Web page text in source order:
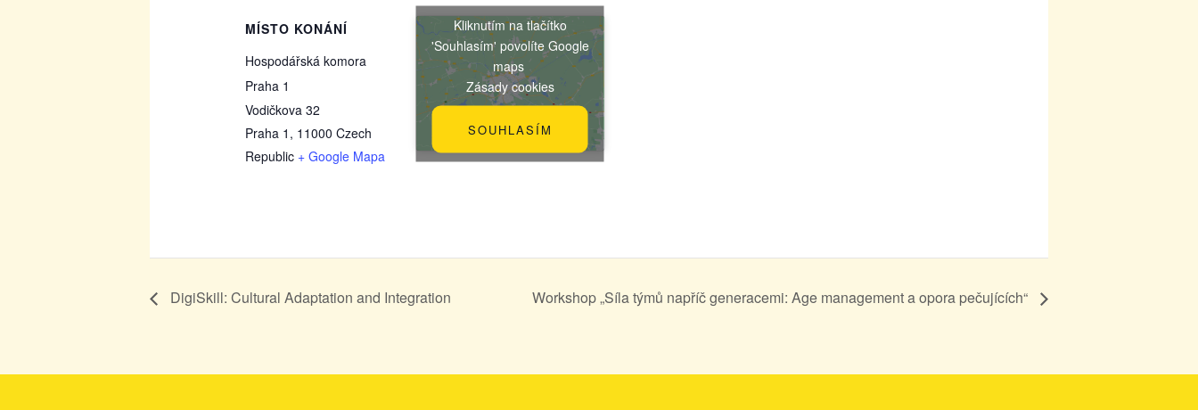
MÍSTO KONÁNÍ
Hospodářská komora
Praha 1
Vodičkova 32
Praha 1 , 11000 Czech
Republic + Google Mapa
Kliknutím na tlačítko
'Souhlasím' povolíte Google
maps
Zásady cookies
SOUHLASÍM
DigiSkill: Cultural Adaptation and Integration Workshop „Síla týmů napříč generacemi: Age management a opora pečujících“